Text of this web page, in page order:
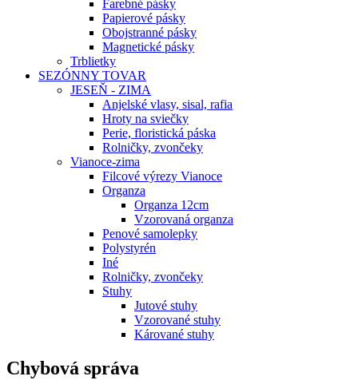
Farebné pásky
Papierové pásky
Obojstranné pásky
Magnetické pásky
Trblietky
SEZÓNNY TOVAR
JESEŇ - ZIMA
Anjelské vlasy, sisal, rafia
Hroty na sviečky
Perie, floristická páska
Rolničky, zvončeky
Vianoce-zima
Filcové výrezy Vianoce
Organza
Organza 12cm
Vzorovaná organza
Penové samolepky
Polystyrén
Iné
Rolničky, zvončeky
Stuhy
Jutové stuhy
Vzorované stuhy
Kárované stuhy
Chybová správa